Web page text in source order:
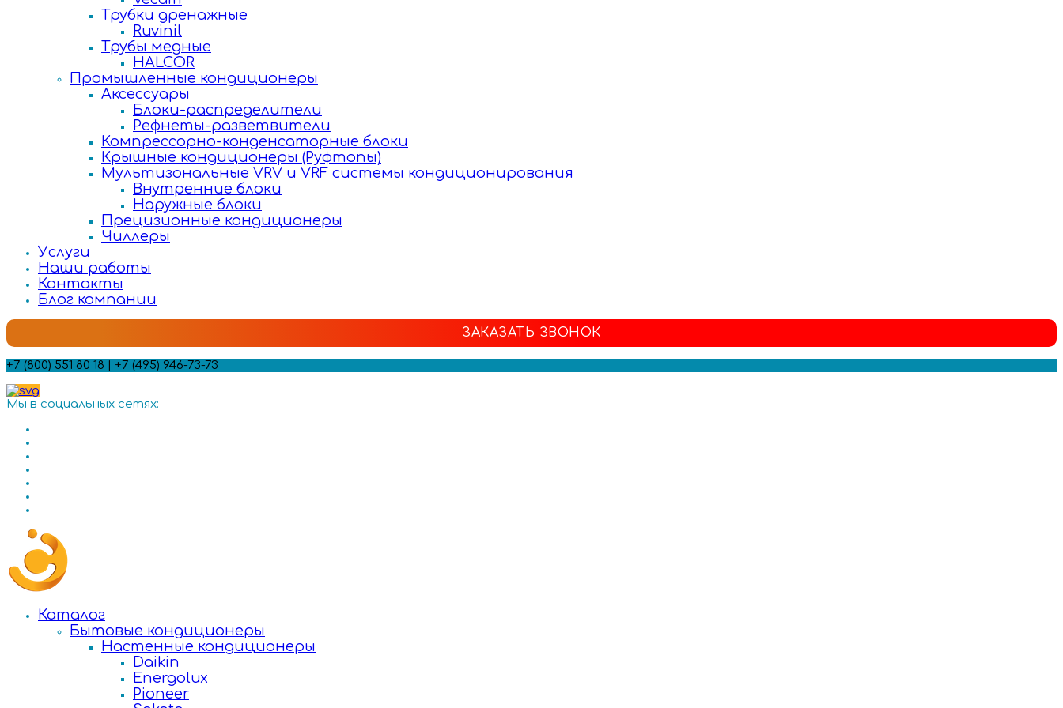
Трубки дренажные
Ruvinil
Трубы медные
HALCOR
Промышленные кондиционеры
Аксессуары
Блоки-распределители
Рефнеты-разветвители
Компрессорно-конденсаторные блоки
Крышные кондиционеры (Руфтопы)
Мультизональные VRV и VRF системы кондиционирования
Внутренние блоки
Наружные блоки
Прецизионные кондиционеры
Чиллеры
Услуги
Наши работы
Контакты
Блог компании
ЗАКАЗАТЬ ЗВОНОК
+7 (800) 551 80 18 | +7 (495) 946-73-73
Мы в социальных сетях:
Каталог
Бытовые кондиционеры
Настенные кондиционеры
Daikin
Energolux
Pioneer